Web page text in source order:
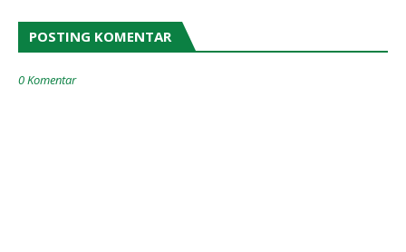
POSTING KOMENTAR
0 Komentar